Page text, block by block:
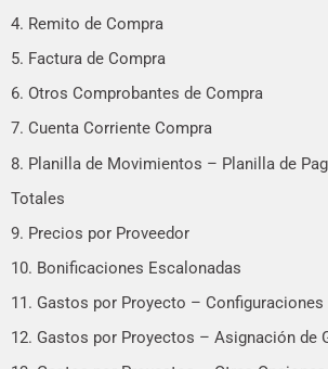
4. Remito de Compra
5. Factura de Compra
6. Otros Comprobantes de Compra
7. Cuenta Corriente Compra
8. Planilla de Movimientos – Planilla de
Totales
9. Precios por Proveedor
10. Bonificaciones Escalonadas
11. Gastos por Proyecto – Configuraciones
12. Gastos por Proyectos – Asignación de